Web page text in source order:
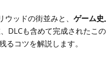
ッドの街並みと、 ゲーム
DLCも含めて完成されたこ
るコツを解説します。